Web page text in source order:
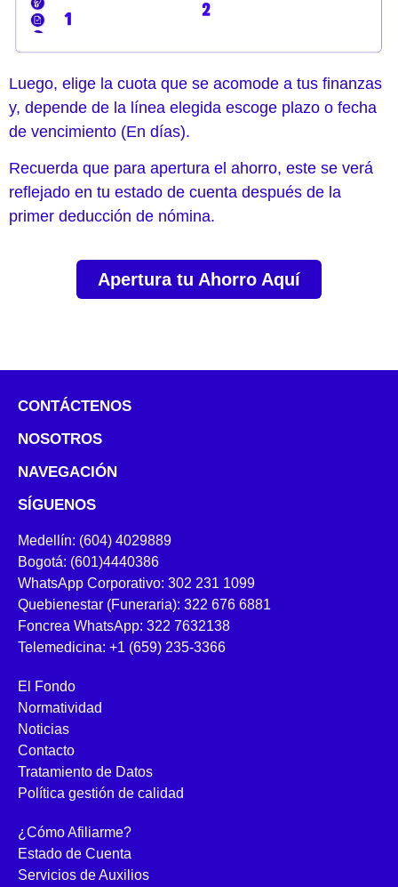
Luego, elige la cuota que se acomode a tus finanzas
y, depende de la línea elegida escoge plazo o fecha
de vencimiento (En días).
Recuerda que para apertura el ahorro, este se verá
reflejado en tu estado de cuenta después de la
primer deducción de nómina.
Apertura tu Ahorro Aquí
CONTÁCTENOS
NOSOTROS
NAVEGACIÓN
SÍGUENOS
Medellín: (604) 4029889
Bogotá: (601)4440386
WhatsApp Corporativo: 302 231 1099
Quebienestar (Funeraria): 322 676 6881
Foncrea WhatsApp: 322 7632138
Telemedicina: +1 (659) 235-3366
El Fondo
Normatividad
Noticias
Contacto
Tratamiento de Datos
Política gestión de calidad
¿Cómo Afiliarme?
Estado de Cuenta
Servicios de Auxilios